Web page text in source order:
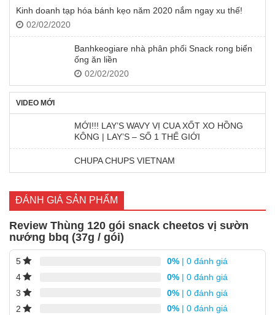
Kinh doanh tạp hóa bánh kẹo năm 2020 nắm ngay xu thế!
02/02/2020
Banhkeogiare nhà phân phối Snack rong biển
ống ăn liền
02/02/2020
VIDEO MỚI
MỚI!!! LAY’S WAVY VỊ CUA XỐT XO HỒNG
KÔNG | LAY’S – SỐ 1 THẾ GIỚI
CHUPA CHUPS VIETNAM
ĐÁNH GIÁ SẢN PHẨM
Review Thùng 120 gói snack cheetos vị sườn
nướng bbq (37g / gói)
5 0% | 0 đánh giá
4
0% | 0 đánh giá
3
0% | 0 đánh giá
2
0% | 0 đánh giá